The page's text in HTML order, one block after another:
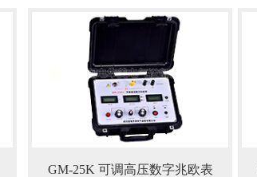
GM-25K 可调高压数字兆欧表